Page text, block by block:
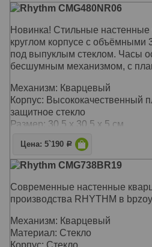
Rhythm CMG480NR06
Новинка! Стильные
круглом корпусе с
под выпуклым стеклом. Часы
бесшумным механизмом, с
Механизм: Кварцевый
Корпус: Высококачественный
защитное стекло
Размер: 30,5 х 30,5 х 5 см
Цена: 5`190 Р
Rhythm CMG738BR19
Современные настенные
производства RHYTHM в
Механизм: Кварцевый
Материал: Стекло
Корпус: Стекло